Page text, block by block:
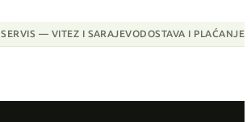
SERVIS — VITEZ I SARAJEVODOSTAVA I PLAĆANJE